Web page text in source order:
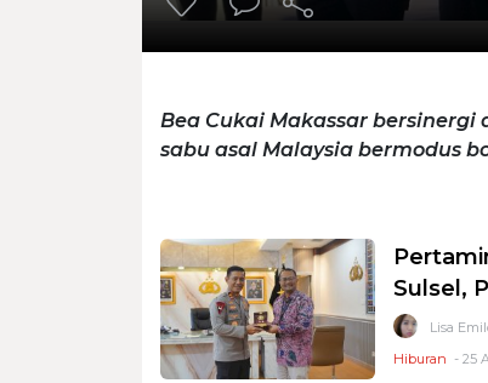
Bea Cukai Makassar
sabu asal Malaysia bermodus
Sulsel,
Lisa
Hiburan - 25